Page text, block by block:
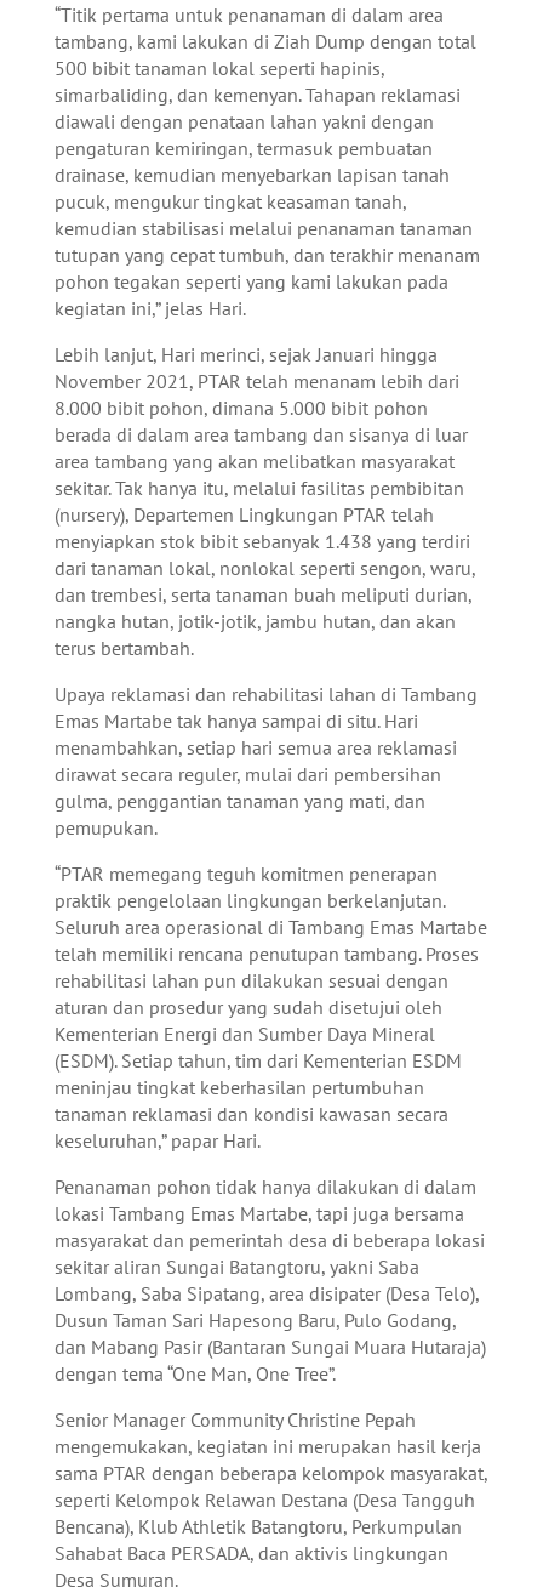
“Titik pertama untuk penanaman di dalam area
tambang, kami lakukan di Ziah Dump dengan total
500 bibit tanaman lokal seperti hapinis,
simarbaliding, dan kemenyan. Tahapan reklamasi
diawali dengan penataan lahan yakni dengan
pengaturan kemiringan, termasuk pembuatan
drainase, kemudian menyebarkan lapisan tanah
pucuk, mengukur tingkat keasaman tanah,
kemudian stabilisasi melalui penanaman tanaman
tutupan yang cepat tumbuh, dan terakhir menanam
pohon tegakan seperti yang kami lakukan pada
kegiatan ini,” jelas Hari.
Lebih lanjut, Hari merinci, sejak Januari hingga
November 2021, PTAR telah menanam lebih dari
8.000 bibit pohon, dimana 5.000 bibit pohon
berada di dalam area tambang dan sisanya di luar
area tambang yang akan melibatkan masyarakat
sekitar. Tak hanya itu, melalui fasilitas pembibitan
(nursery), Departemen Lingkungan PTAR telah
menyiapkan stok bibit sebanyak 1.438 yang terdiri
dari tanaman lokal, nonlokal seperti sengon, waru,
dan trembesi, serta tanaman buah meliputi durian,
nangka hutan, jotik-jotik, jambu hutan, dan akan
terus bertambah.
Upaya reklamasi dan rehabilitasi lahan di Tambang
Emas Martabe tak hanya sampai di situ. Hari
menambahkan, setiap hari semua area reklamasi
dirawat secara reguler, mulai dari pembersihan
gulma, penggantian tanaman yang mati, dan
pemupukan.
“PTAR memegang teguh komitmen penerapan
praktik pengelolaan lingkungan berkelanjutan.
Seluruh area operasional di Tambang Emas Martabe
telah memiliki rencana penutupan tambang. Proses
rehabilitasi lahan pun dilakukan sesuai dengan
aturan dan prosedur yang sudah disetujui oleh
Kementerian Energi dan Sumber Daya Mineral
(ESDM). Setiap tahun, tim dari Kementerian ESDM
meninjau tingkat keberhasilan pertumbuhan
tanaman reklamasi dan kondisi kawasan secara
keseluruhan,” papar Hari.
Penanaman pohon tidak hanya dilakukan di dalam
lokasi Tambang Emas Martabe, tapi juga bersama
masyarakat dan pemerintah desa di beberapa lokasi
sekitar aliran Sungai Batangtoru, yakni Saba
Lombang, Saba Sipatang, area disipater (Desa Telo),
Dusun Taman Sari Hapesong Baru, Pulo Godang,
dan Mabang Pasir (Bantaran Sungai Muara Hutaraja)
dengan tema “One Man, One Tree”.
Senior Manager Community Christine Pepah
mengemukakan, kegiatan ini merupakan hasil kerja
sama PTAR dengan beberapa kelompok masyarakat,
seperti Kelompok Relawan Destana (Desa Tangguh
Bencana), Klub Athletik Batangtoru, Perkumpulan
Sahabat Baca PERSADA, dan aktivis lingkungan
Desa Sumuran.